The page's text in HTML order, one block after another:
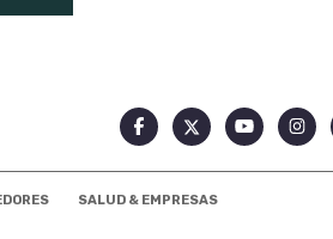
SALUD & EMPRESAS